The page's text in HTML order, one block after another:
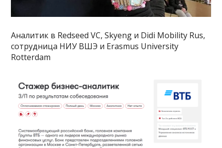
Аналитик в Redseed VC, Skyeng и Didi Mobility Rus,
сотрудница НИУ ВШЭ и Erasmus University
Rotterdam